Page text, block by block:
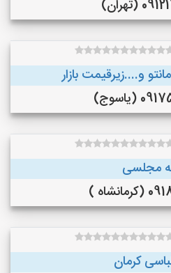
(تهران)
و....زیرقیمت بازار
مجلسی
)
کرمان